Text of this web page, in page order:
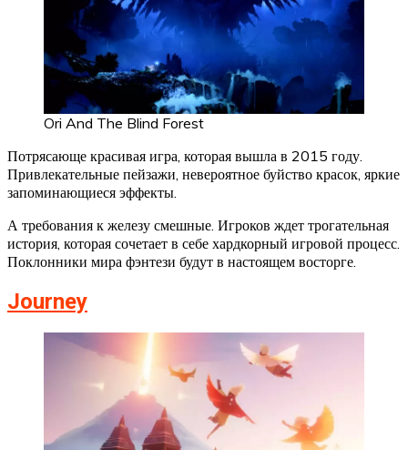
Ori And The Blind Forest
Потрясающе красивая игра, которая вышла в 2015 году.
Привлекательные пейзажи, невероятное буйство красок, яркие
запоминающиеся эффекты.
А требования к железу смешные. Игроков ждет трогательная
история, которая сочетает в себе хардкорный игровой процесс.
Поклонники мира фэнтези будут в настоящем восторге.
Journey